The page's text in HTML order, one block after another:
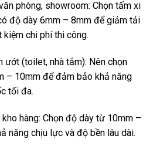
phòng, showroom: Chọn tấm xi
độ dày 6mm – 8mm để giảm tải
chi phí thi công.
ướt (toilet, nhà tắm): Nên chọn
– 10mm để đảm bảo khả năng
tối đa.
hàng: Chọn độ dày từ 10mm –
năng chịu lực và độ bền lâu dài.